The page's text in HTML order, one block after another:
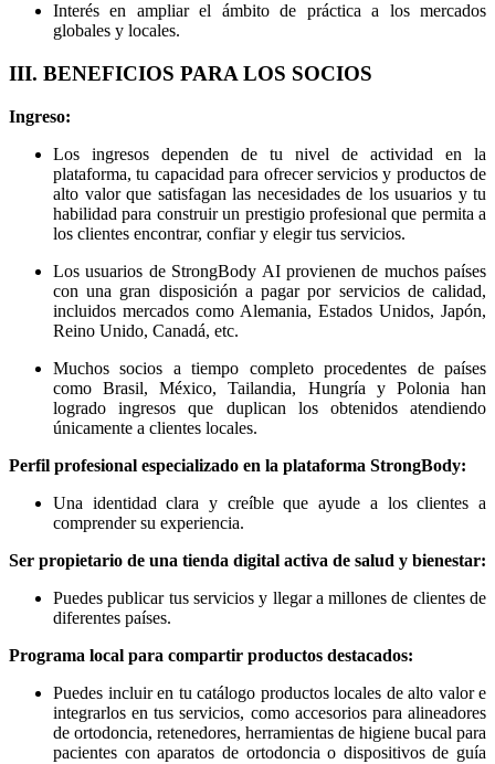
Interés en ampliar el ámbito de práctica a los mercados
globales y locales.
III. BENEFICIOS PARA LOS SOCIOS
Ingreso:
Los ingresos dependen de tu nivel de actividad en la
plataforma, tu capacidad para ofrecer servicios y productos de
alto valor que satisfagan las necesidades de los usuarios y tu
habilidad para construir un prestigio profesional que permita a
los clientes encontrar, confiar y elegir tus servicios.
Los usuarios de StrongBody AI provienen de muchos países
con una gran disposición a pagar por servicios de calidad,
incluidos mercados como Alemania, Estados Unidos, Japón,
Reino Unido, Canadá, etc.
Muchos socios a tiempo completo procedentes de países
como Brasil, México, Tailandia, Hungría y Polonia han
logrado ingresos que duplican los obtenidos atendiendo
únicamente a clientes locales.
Perfil profesional especializado en la plataforma StrongBody:
Una identidad clara y creíble que ayude a los clientes a
comprender su experiencia.
Ser propietario de una tienda digital activa de salud y bienestar:
Puedes publicar tus servicios y llegar a millones de clientes de
diferentes países.
Programa local para compartir productos destacados:
Puedes incluir en tu catálogo productos locales de alto valor e
integrarlos en tus servicios, como accesorios para alineadores
de ortodoncia, retenedores, herramientas de higiene bucal para
pacientes con aparatos de ortodoncia o dispositivos de guía